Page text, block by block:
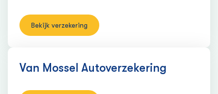
Bekijk verzekering
Van Mossel Auto­verzekering